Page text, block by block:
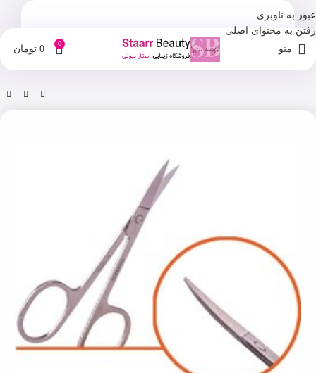
عبور به ناوبری
رفتن به محتوای اصلی
منو 0
0 تومان
فروشگاه ابزار آرایشی